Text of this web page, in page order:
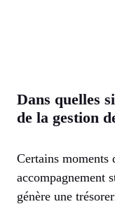
Dans quelles
de la gestion
Certains moments
accompagnement
génère une